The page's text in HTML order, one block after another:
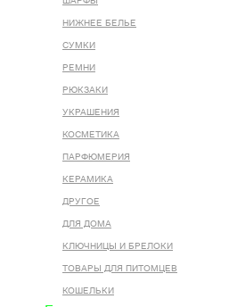
НИЖНЕЕ БЕЛЬЕ
СУМКИ
РЕМНИ
РЮКЗАКИ
УКРАШЕНИЯ
КОСМЕТИКА
ПАРФЮМЕРИЯ
КЕРАМИКА
ДРУГОЕ
ДЛЯ ДОМА
КЛЮЧНИЦЫ И БРЕЛОКИ
ТОВАРЫ ДЛЯ ПИТОМЦЕВ
КОШЕЛЬКИ